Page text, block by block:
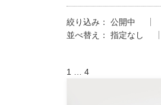
絞り込み： 公開中
並べ替え：
指定なし
1 4